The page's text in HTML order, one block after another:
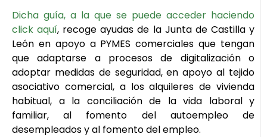
Dicha guía, a la que se puede acceder haciendo
click aquí, recoge ayudas de la Junta de Castilla y
León en apoyo a PYMES comerciales que tengan
que adaptarse a procesos de digitalización o
adoptar medidas de seguridad, en apoyo al tejido
asociativo comercial, a los alquileres de vivienda
habitual, a la conciliación de la vida laboral y
familiar, al fomento del autoempleo de
desempleados y al fomento del empleo.